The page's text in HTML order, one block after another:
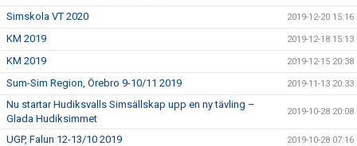
Simskola VT 2020 2019-12-20 15:16
KM 2019 2019-12-18 15:13
KM 2019 2019-12-15 20:38
Sum-Sim Region, Örebro 9-10/11 2019 2019-11-13 20:33
Nu startar Hudiksvalls Simsällskap upp en ny tävling –
Glada Hudiksimmet
2019-10-28 20:08
UGP, Falun 12-13/10 2019 2019-10-28 07:16